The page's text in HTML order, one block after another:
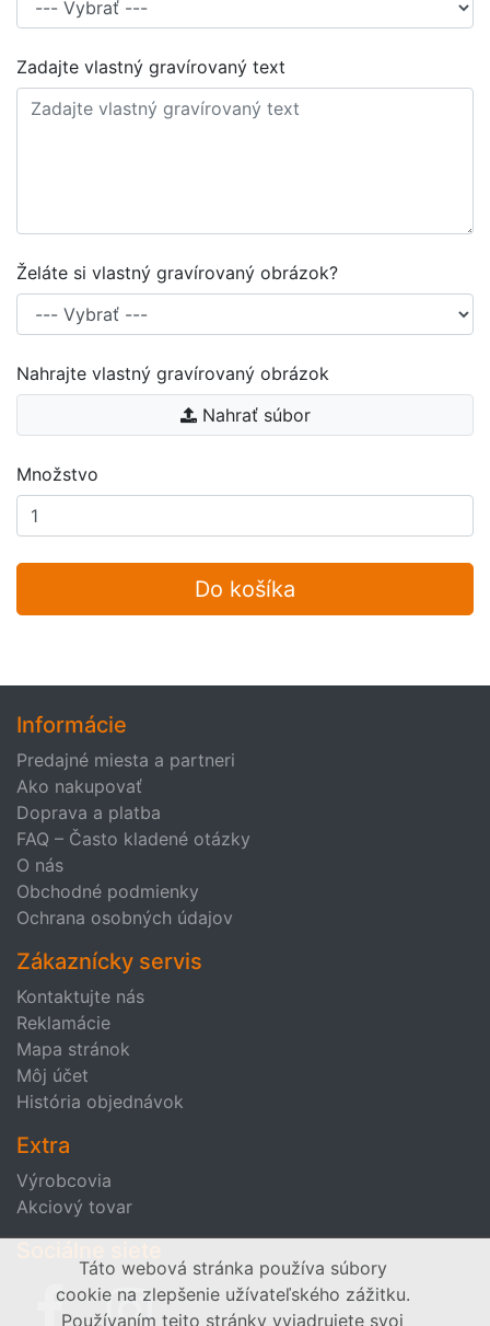
Zadajte vlastný gravírovaný text
Želáte si vlastný gravírovaný obrázok?
Nahrajte vlastný gravírovaný obrázok
Nahrať súbor
Množstvo
Do košíka
Informácie
Predajné miesta a partneri
Ako nakupovať
Doprava a platba
FAQ – Často kladené otázky
O nás
Obchodné podmienky
Ochrana osobných údajov
Zákaznícky servis
Kontaktujte nás
Reklamácie
Mapa stránok
Môj účet
História objednávok
Extra
Výrobcovia
Akciový tovar
Táto webová stránka používa súbory
cookie na zlepšenie užívateľského zážitku.
Používaním tejto stránky vyjadrujete svoj